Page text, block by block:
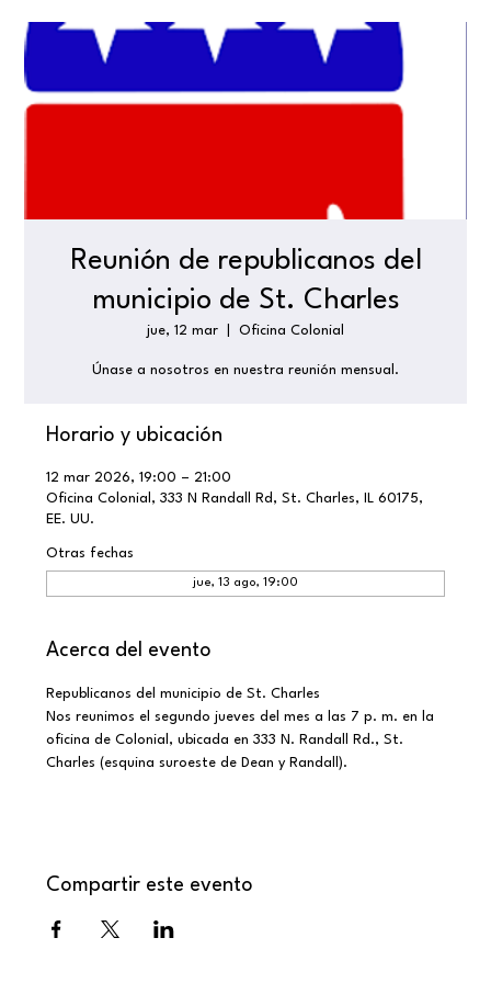
Reunión de republicanos del
municipio de St. Charles
jue, 12 mar Oficina Colonial
Únase a nosotros en nuestra reunión mensual.
Horario y ubicación
12 mar 2026, 19:00 – 21:00
Oficina Colonial, 333 N Randall Rd, St. Charles, IL 60175,
EE. UU.
Otras fechas
jue, 13 ago, 19:00
Acerca del evento
Republicanos del municipio de St. Charles
Nos reunimos el segundo jueves del mes a las 7 p. m. en la
oficina de Colonial, ubicada en 333 N. Randall Rd., St.
Charles (esquina suroeste de Dean y Randall).
Compartir este evento